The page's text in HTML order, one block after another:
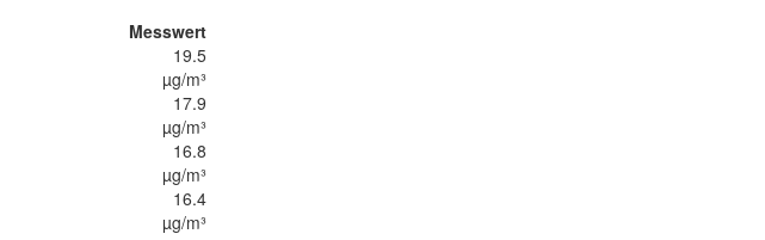
Messwert
19.5
µg/m³
17.9
µg/m³
16.8
µg/m³
16.4
µg/m³